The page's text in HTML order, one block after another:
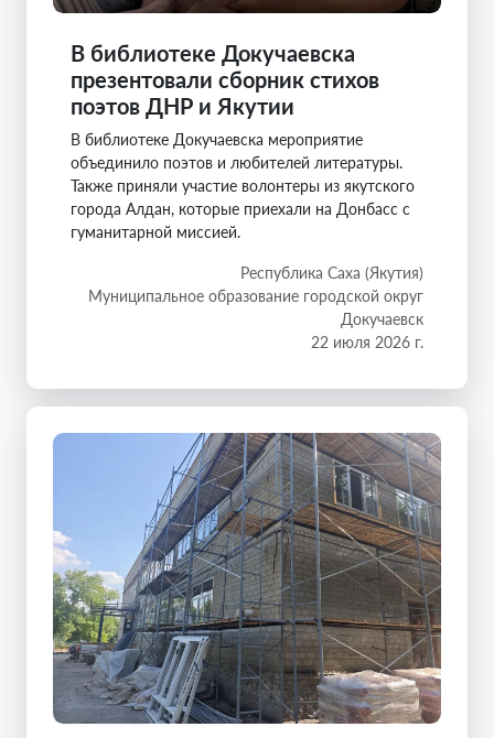
В библиотеке Докучаевска
презентовали сборник стихов
поэтов ДНР и Якутии
В библиотеке Докучаевска мероприятие
объединило поэтов и любителей литературы.
Также приняли участие волонтеры из якутского
города Алдан, которые приехали на Донбасс с
гуманитарной миссией.
Республика Саха (Якутия)
Муниципальное образование городской округ
Докучаевск
22 июля 2026 г.